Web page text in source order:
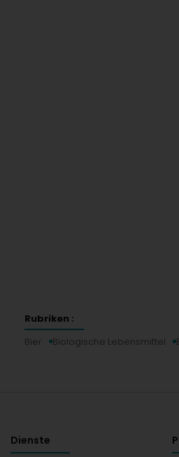
Rubriken :
Bier
Biologische Lebensmittel
Dienste